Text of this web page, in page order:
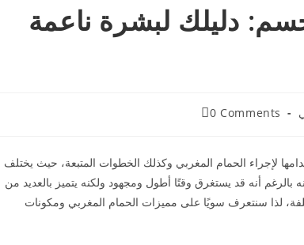
دليلك لبشرة ناعمة
0 Comments
لإجراء الحمام المغربي وكذلك الخطوات المتبعة، حيث يختلف
بالرغم أنه قد يستغرق وقتًا أطول ومجهود ولكنه يتميز بالعديد من
لذا سنتعرف سويًا على مميزات الحمام المغربي ومكونات